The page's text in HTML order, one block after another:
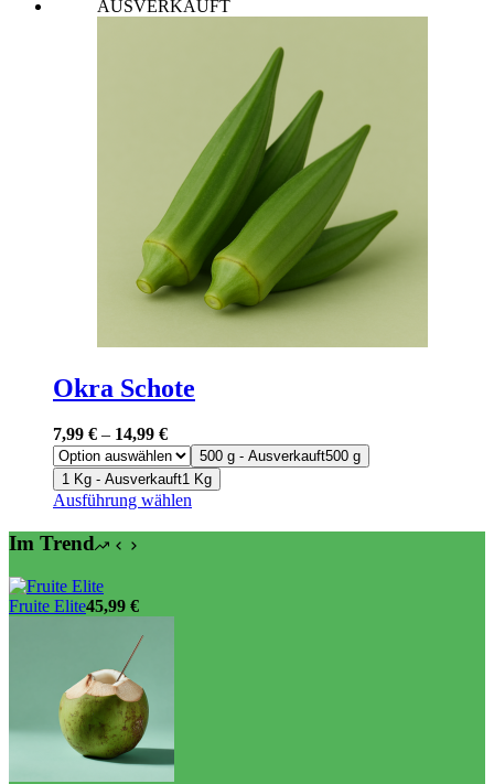
AUSVERKAUFT
Okra Schote
7,99 € – 14,99 €
500 g - Ausverkauft500 g
1 Kg - Ausverkauft1 Kg
Ausführung wählen
Im Trend
Fruite Elite45,99 €